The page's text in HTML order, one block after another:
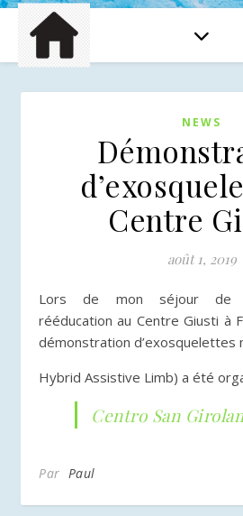
NEWS
Centre
août 1, 2019
Lors de mon séjour de 5 semaines de
rééducation au Centre Giusti à
démonstration d’exosquelettes
Hybrid Assistive Limb) a été
Centro San
Par Paul